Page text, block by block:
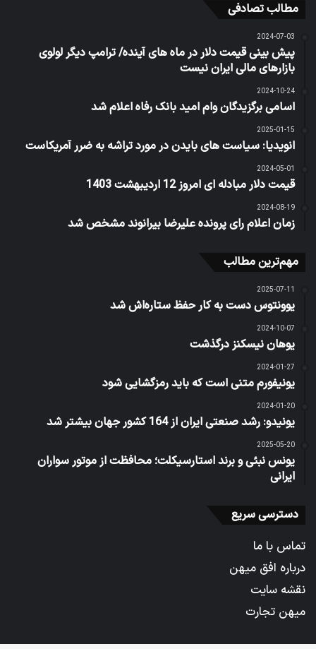
مطالب تصادفی
2024-07-03
پیش بینی قیمت دلار در ماه های آینده/ ترامپ دیگر لولوی
بازارهای مالی ایران نیست
2024-10-24
اسامی برگزیدگان وام امید بانک رفاه اعلام شد
2025-01-15
انویدیا: سیاست های بایدن در مورد تراشه به ضرر آمریکاست
2024-05-01
قیمت دلار مبادله ای امروز 12 اردیبهشت 1403
2024-08-19
زمان اعلام رای پرونده علیرضا بیرانوند مشخص شد
مهم‌ترین مطالب
2025-07-11
یوونتوس دست به کار حفظ ستاره‌اش شد
2024-10-07
یوهان نیسکنز درگذشت
2024-01-27
یونیفورم متنی است که باید رمزگشایی شود
2024-01-20
یونیدو: رشد صنعتی ایران از 164 کشور جهان بیشتر شد
2025-05-20
یونس نبئی و برند استارسیکلت؛ محافظت از موتور سواران
ایرانی
دسترسی سریع
تماس با ما
درباره افق میهن
نقشه سایت
میهن تجارت